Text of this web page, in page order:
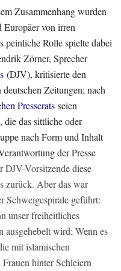
Zusammenhang wurden
Europäer von irren
peinliche Rolle spielte dabei
Zörner, Sprecher
(DJV), kritisierte den
Zeitungen; nach
Presserats seien
das sittliche oder
nach Form und Inhalt
der Presse
DJV-Vorsitzende diese
zurück. Aber das war
Schweigespirale geführt:
unser freiheitliches
ausgehebelt wird; Wenn es
mit islamischen
hinter Schleiern